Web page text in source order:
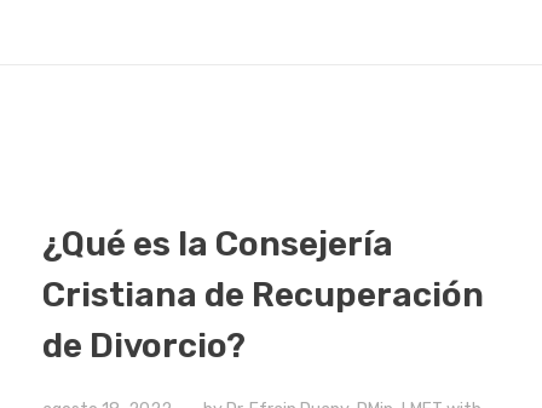
¿Qué es la Consejería
Cristiana de Recuperación
de Divorcio?